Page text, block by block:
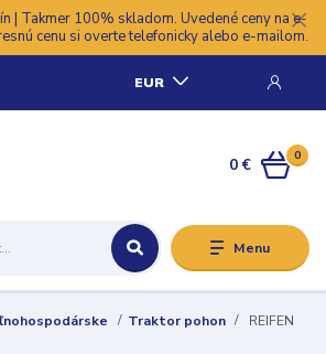
| Takmer 100% skladom. Uvedené ceny na e-
cenu si overte telefonicky alebo e-mailom.
Menu
EUR
0
0 €
Traktor pohon
REIFEN